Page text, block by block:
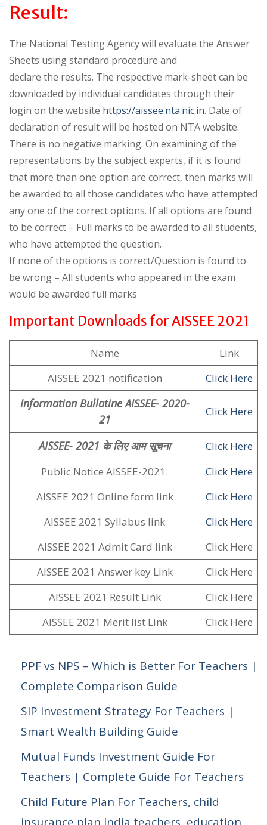
Result:
The National Testing Agency will evaluate the Answer
Sheets using standard procedure and
declare the results. The respective mark-sheet can be
downloaded by individual candidates through their
login on the website https://aissee.nta.nic.in. Date of
declaration of result will be hosted on NTA website.
There is no negative marking. On examining of the
representations by the subject experts, if it is found
that more than one option are correct, then marks will
be awarded to all those candidates who have attempted
any one of the correct options. If all options are found
to be correct – Full marks to be awarded to all students,
who have attempted the question.
If none of the options is correct/Question is found to
be wrong – All students who appeared in the exam
would be awarded full marks
Important Downloads for AISSEE 2021
Name
Link
AISSEE 2021 notification
Click Here
Information Bullatine AISSEE- 2020-
21
Click Here
AISSEE- 2021 के लिए आम सूचना
Click Here
Public Notice AISSEE-2021.
Click Here
AISSEE 2021 Online form link
Click Here
AISSEE 2021 Syllabus link
Click Here
AISSEE 2021 Admit Card link
Click Here
AISSEE 2021 Answer key Link
Click Here
AISSEE 2021 Result Link
Click Here
AISSEE 2021 Merit list Link
Click Here
PPF vs NPS – Which is Better For Teachers |
Complete Comparison Guide
SIP Investment Strategy For Teachers |
Smart Wealth Building Guide
Mutual Funds Investment Guide For
Teachers | Complete Guide For Teachers
Child Future Plan For Teachers, child